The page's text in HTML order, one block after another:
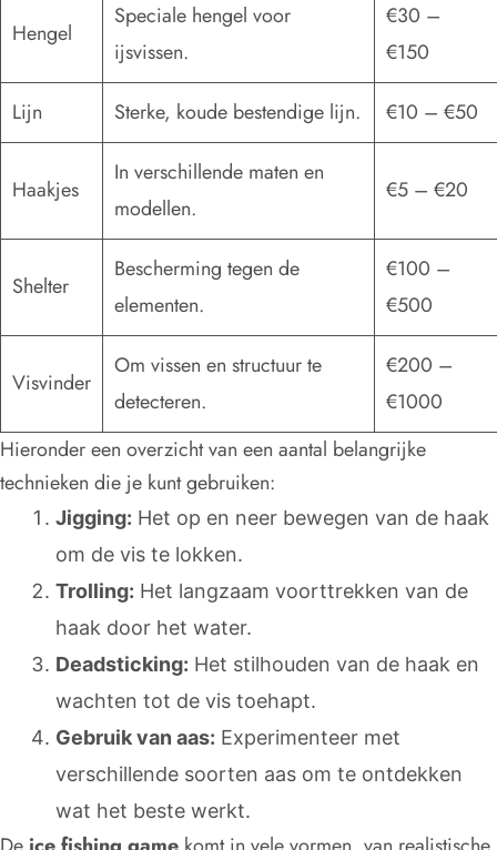
Hengel
Speciale hengel voor
ijsvissen.
€30 –
€150
Lijn Sterke, koude bestendige lijn. €10 – €50
Haakjes
In verschillende maten en
modellen.
€5 – €20
Shelter
Bescherming tegen de
elementen.
€100 –
€500
Visvinder
Om vissen en structuur te
detecteren.
€200 –
€1000
Hieronder een overzicht van een aantal belangrijke
technieken die je kunt gebruiken:
Jigging: Het op en neer bewegen van de haak
om de vis te lokken.
Trolling: Het langzaam voorttrekken van de
haak door het water.
Deadsticking: Het stilhouden van de haak en
wachten tot de vis toehapt.
Gebruik van aas: Experimenteer met
verschillende soorten aas om te ontdekken
wat het beste werkt.